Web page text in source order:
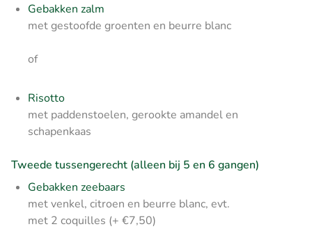
Gebakken zalm
met gestoofde groenten en beurre blanc
of
Risotto
met paddenstoelen, gerookte amandel en
schapenkaas
Tweede tussengerecht (alleen bij 5 en 6 gangen)
Gebakken zeebaars
met venkel, citroen en beurre blanc, evt.
met 2 coquilles (+ €7,50)